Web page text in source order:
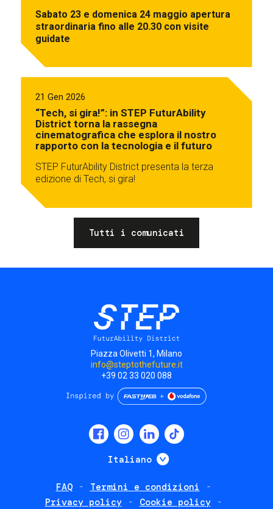
Sabato 23 e domenica 24 maggio apertura
straordinaria fino alle 20.30 con visite
guidate
21 Gen 2026
“Tech, si gira!”: in STEP FuturAbility
District torna la rassegna
cinematografica che esplora il nostro
rapporto con la tecnologia e il futuro
STEP FuturAbility District presenta la terza
edizione di Tech, si gira!
Tutti i comunicati
Piazza Olivetti 1, Milano
info@steptothefuture.it
+39 02 33 020 088
Italiano Mostra ulteriori
FAQ
Termini e condizioni
Privacy policy
Cookie policy